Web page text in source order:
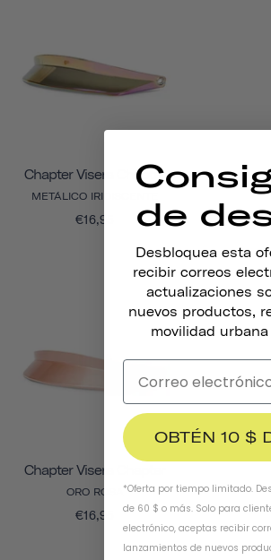
Chapter Visera Chapter
METÁLICO IRIDISCENTE
€16,95
Chapter Visera Chapter
ORO ROSA
€16,95
de
Desbloquea esta
recibir correos
actualizaciones
nuevos productos,
movilidad
OBTÉN 10 $
*Oferta por tiempo limitado.
de 60 $ o más. Solo para
electrónico, aceptas recibir
lanzamientos de nuevos